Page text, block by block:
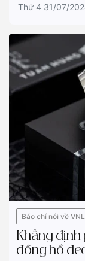
Thứ 4 31/07/
Báo chí nói về
Khẳng
đồng hồ